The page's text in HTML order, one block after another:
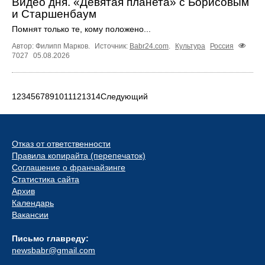
и Старшенбаум
Помнят только те, кому положено...
Автор: Филипп Марков. Источник: Babr24.com. Культура
Россия
7027
05.08.2026
1234567891011121314Следующий
Отказ от ответственности
Правила копирайта (перепечаток)
Соглашение о франчайзинге
Статистика сайта
Архив
Календарь
Вакансии
Письмо главреду:
newsbabr@gmail.com